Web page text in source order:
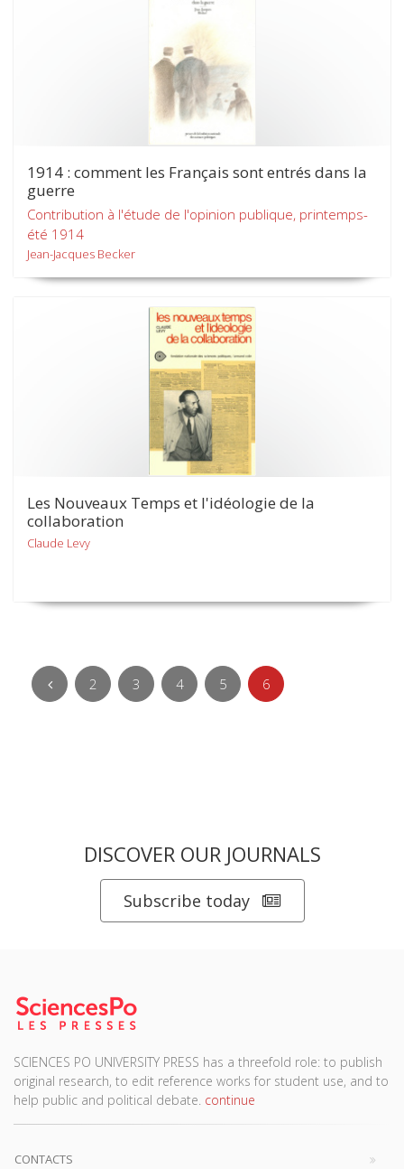
1914 : comment les Français sont entrés dans la
guerre
Contribution à l'étude de l'opinion publique, printemps-
été 1914
Jean-Jacques Becker
Les Nouveaux Temps et l'idéologie de la
collaboration
Claude Levy
2 3 4 5 6
DISCOVER OUR JOURNALS
Subscribe today
SCIENCES PO UNIVERSITY PRESS has a threefold role: to publish
original research, to edit reference works for student use, and to
help public and political debate. continue
CONTACTS